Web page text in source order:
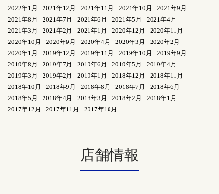
2022年1月
2021年12月 2021年11月 2021年10月
2021年9月
2021年8月
2021年7月 2021年6月 2021年5月
2021年4月
2021年3月
2021年2月 2021年1月 2020年12月
2020年11月
2020年10月
2020年9月 2020年4月 2020年3月
2020年2月
2020年1月
2019年12月 2019年11月 2019年10月
2019年9月
2019年8月
2019年7月 2019年6月 2019年5月
2019年4月
2019年3月
2019年2月 2019年1月 2018年12月
2018年11月
2018年10月
2018年9月 2018年8月 2018年7月
2018年6月
2018年5月
2018年4月 2018年3月 2018年2月
2018年1月
2017年12月
2017年11月 2017年10月
店舗情報